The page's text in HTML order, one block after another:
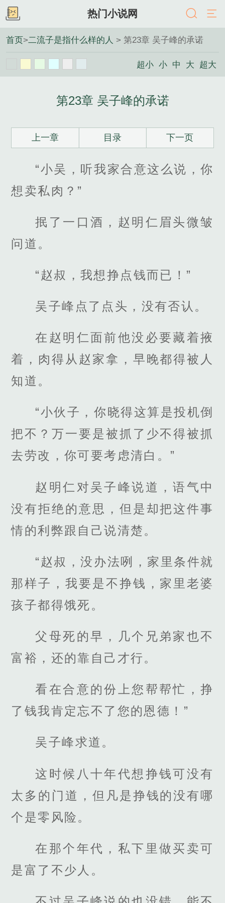
热门小说网
首页>二流子是指什么样的人 > 第23章 吴子峰的承诺
超小 小 中 大 超大
第23章 吴子峰的承诺
上一章 目录 下一页
“小吴，听我家合意这么说，你
想卖私肉？”
抿了一口酒，赵明仁眉头微皱
问道。
“赵叔，我想挣点钱而已！”
吴子峰点了点头，没有否认。
在赵明仁面前他没必要藏着掖
着，肉得从赵家拿，早晚都得被人
知道。
“小伙子，你晓得这算是投机倒
把不？万一要是被抓了少不得被抓
去劳改，你可要考虑清白。”
赵明仁对吴子峰说道，语气中
没有拒绝的意思，但是却把这件事
情的利弊跟自己说清楚。
“赵叔，没办法咧，家里条件就
那样子，我要是不挣钱，家里老婆
孩子都得饿死。
父母死的早，几个兄弟家也不
富裕，还的靠自己才行。
看在合意的份上您帮帮忙，挣
了钱我肯定忘不了您的恩德！”
吴子峰求道。
这时候八十年代想挣钱可没有
太多的门道，但凡是挣钱的没有哪
个是零风险。
在那个年代，私下里做买卖可
是富了不少人。